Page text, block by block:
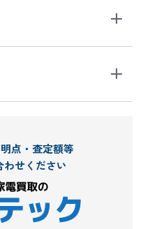
点・査定額等
せください